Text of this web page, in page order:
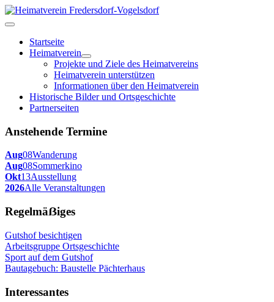
Startseite
Heimatverein
Projekte und Ziele des Heimatvereins
Heimatverein unterstützen
Informationen über den Heimatverein
Historische Bilder und Ortsgeschichte
Partnerseiten
Anstehende Termine
Aug08Wanderung
Aug08Sommerkino
Okt13Ausstellung
2026Alle Veranstaltungen
Regelmäẞiges
Gutshof besichtigen
Arbeitsgruppe Ortsgeschichte
Sport auf dem Gutshof
Bautagebuch: Baustelle Pächterhaus
Interessantes